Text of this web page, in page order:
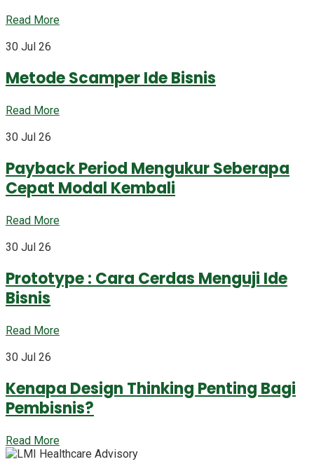
Read More
30 Jul 26
Metode Scamper Ide Bisnis
Read More
30 Jul 26
Payback Period Mengukur Seberapa
Cepat Modal Kembali
Read More
30 Jul 26
Prototype : Cara Cerdas Menguji Ide
Bisnis
Read More
30 Jul 26
Kenapa Design Thinking Penting Bagi
Pembisnis?
Read More